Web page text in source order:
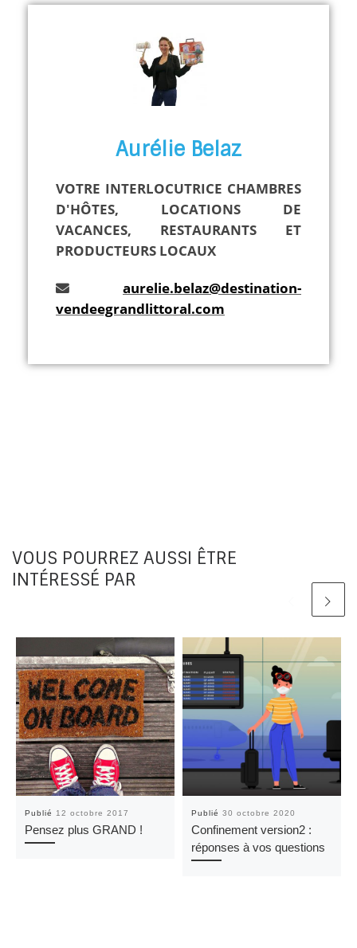
Aurélie Belaz
VOTRE INTERLOCUTRICE CHAMBRES
D'HÔTES, LOCATIONS DE
VACANCES, RESTAURANTS ET
PRODUCTEURS LOCAUX
aurelie.belaz@destination-
vendeegrandlittoral.com
VOUS POURREZ AUSSI ÊTRE
INTÉRESSÉ PAR
Publié 12 octobre 2017
Pensez plus GRAND !
Publié 30 octobre 2020
Confinement version2 :
réponses à vos questions